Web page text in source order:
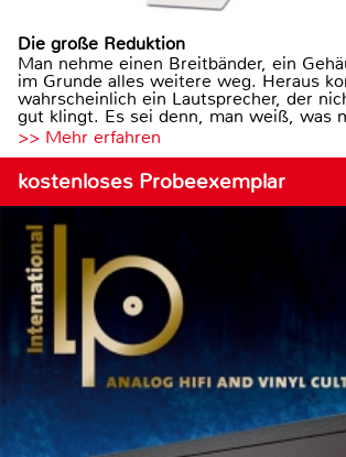
Die große Reduktion
Man nehme einen Breitbänder, ein
im Grunde alles weitere weg. Heraus
wahrscheinlich ein Lautsprecher, der
gut klingt. Es sei denn, man weiß, was
>> Mehr erfahren
kostenloses Probeexemplar